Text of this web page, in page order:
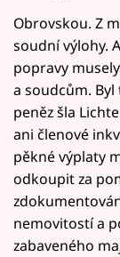
Obrovskou. Z
soudní výlohy.
popravy
a soudcům.
peněz šla
ani členové
pěkné výplaty
odkoupit za
nemovitostí a
zabaveného